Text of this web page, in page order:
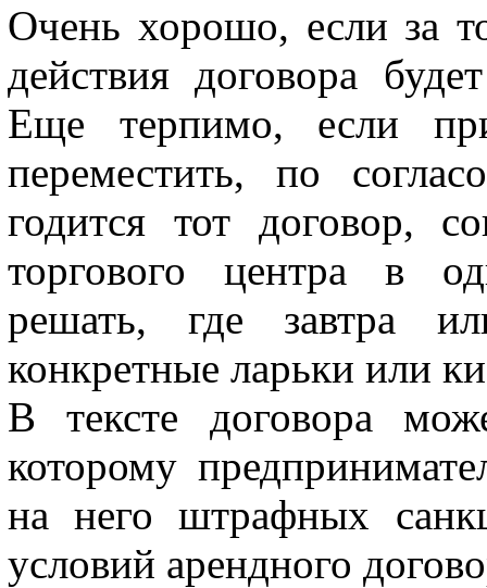
Очень хорошо, если за
действия договора
Еще терпимо, если
переместить, по
годится тот договор,
торгового центра в
решать, где завтра
конкретные ларьки или
В тексте договора
которому
на него штрафных
условий арендного